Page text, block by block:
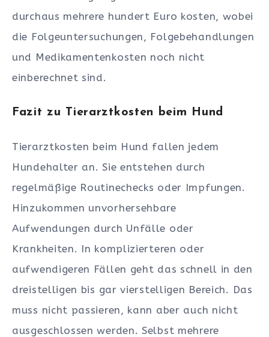
durchaus mehrere hundert Euro kosten, wobei
die Folgeuntersuchungen, Folgebehandlungen
und Medikamentenkosten noch nicht
einberechnet sind.
Fazit zu Tierarztkosten beim Hund
Tierarztkosten beim Hund fallen jedem
Hundehalter an. Sie entstehen durch
regelmäßige Routinechecks oder Impfungen.
Hinzukommen unvorhersehbare
Aufwendungen durch Unfälle oder
Krankheiten. In komplizierteren oder
aufwendigeren Fällen geht das schnell in den
dreistelligen bis gar vierstelligen Bereich. Das
muss nicht passieren, kann aber auch nicht
ausgeschlossen werden. Selbst mehrere